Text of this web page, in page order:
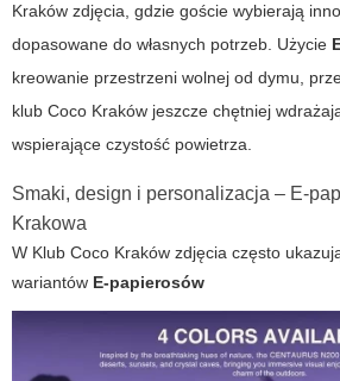
Kraków zdjęcia, gdzie goście wybierają
dopasowane do własnych potrzeb. Użycie
kreowanie przestrzeni wolnej od dymu,
klub Coco Kraków jeszcze chętniej
wspierające czystość powietrza.
Smaki, design i personalizacja – E-
Krakowa
W Klub Coco Kraków zdjęcia często
wariantów E-papierosów